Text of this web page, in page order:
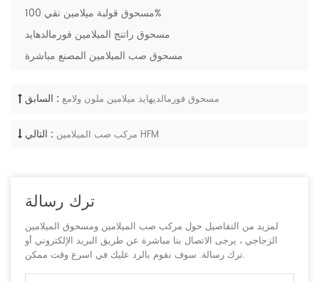
مسحوق قولبة ميلامين نقي 100%
مسحوق راتنج الميلامين فورمالدهايد
مسحوق صب الميلامين المصنع مباشرة
السابق : مسحوق فورمالديهايد ميلامين ملون ولامع
التالي : مركب صب الميلامين HFM
ترك رسالة
لمزيد من التفاصيل حول مركب صب الميلامين ومسحوق الميلامين
الزجاجي ، يرجى الاتصال بنا مباشرة عن طريق البريد الإلكتروني أو
ترك رسالة. سوف نقوم بالرد عليك في اسرع وقت ممكن.